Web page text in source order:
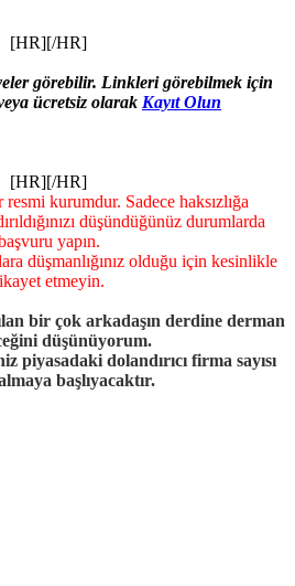
[HR][/HR]
görebilir. Linkleri görebilmek için
ücretsiz olarak Kayıt Olun
[HR][/HR]
kurumdur. Sadece haksızlığa
düşündüğünüz durumlarda
yapın.
düşmanlığınız olduğu için kesinlikle
etmeyin.
bir çok arkadaşın derdine derman
düşünüyorum.
piyasadaki dolandırıcı firma sayısı
başlıyacaktır.